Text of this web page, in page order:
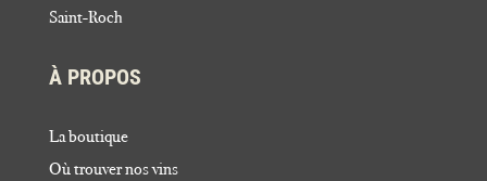
Saint-Roch
À PROPOS
La boutique
Où trouver nos vins